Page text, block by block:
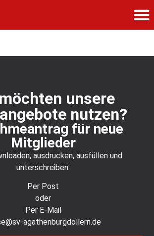
unsere
nutzen?
für neue
Mitglieder
ausdrucken, ausfüllen und
unterschreiben.
Per Post
oder
Per E-Mail
agathenburgdollern.de